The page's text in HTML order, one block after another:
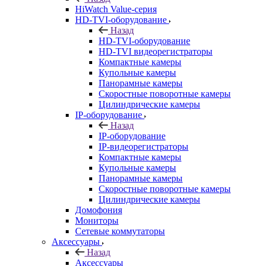
HiWatch Value-серия
HD-TVI-оборудование
Назад
HD-TVI-оборудование
HD-TVI видеорегистраторы
Компактные камеры
Купольные камеры
Панорамные камеры
Скоростные поворотные камеры
Цилиндрические камеры
IP-оборудование
Назад
IP-оборудование
IP-видеорегистраторы
Компактные камеры
Купольные камеры
Панорамные камеры
Скоростные поворотные камеры
Цилиндрические камеры
Домофония
Мониторы
Сетевые коммутаторы
Аксессуары
Назад
Аксессуары